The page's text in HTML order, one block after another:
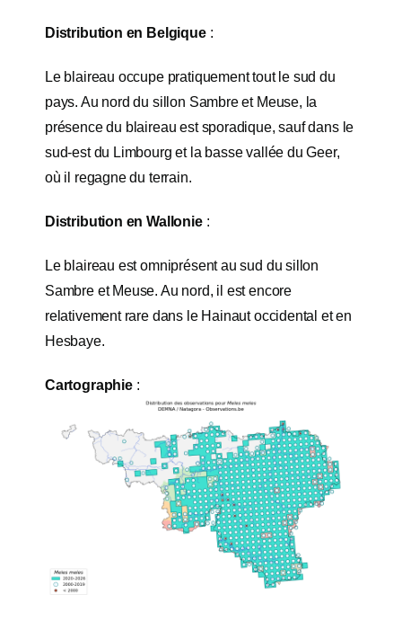
Distribution en Belgique:
Le blaireau occupe pratiquement tout le sud du
pays. Au nord du sillon Sambre et Meuse, la
présence du blaireau est sporadique, sauf dans le
sud-est du Limbourg et la basse vallée du Geer,
où il regagne du terrain.
Distribution en Wallonie:
Le blaireau est omniprésent au sud du sillon
Sambre et Meuse. Au nord, il est encore
relativement rare dans le Hainaut occidental et en
Hesbaye.
Cartographie: